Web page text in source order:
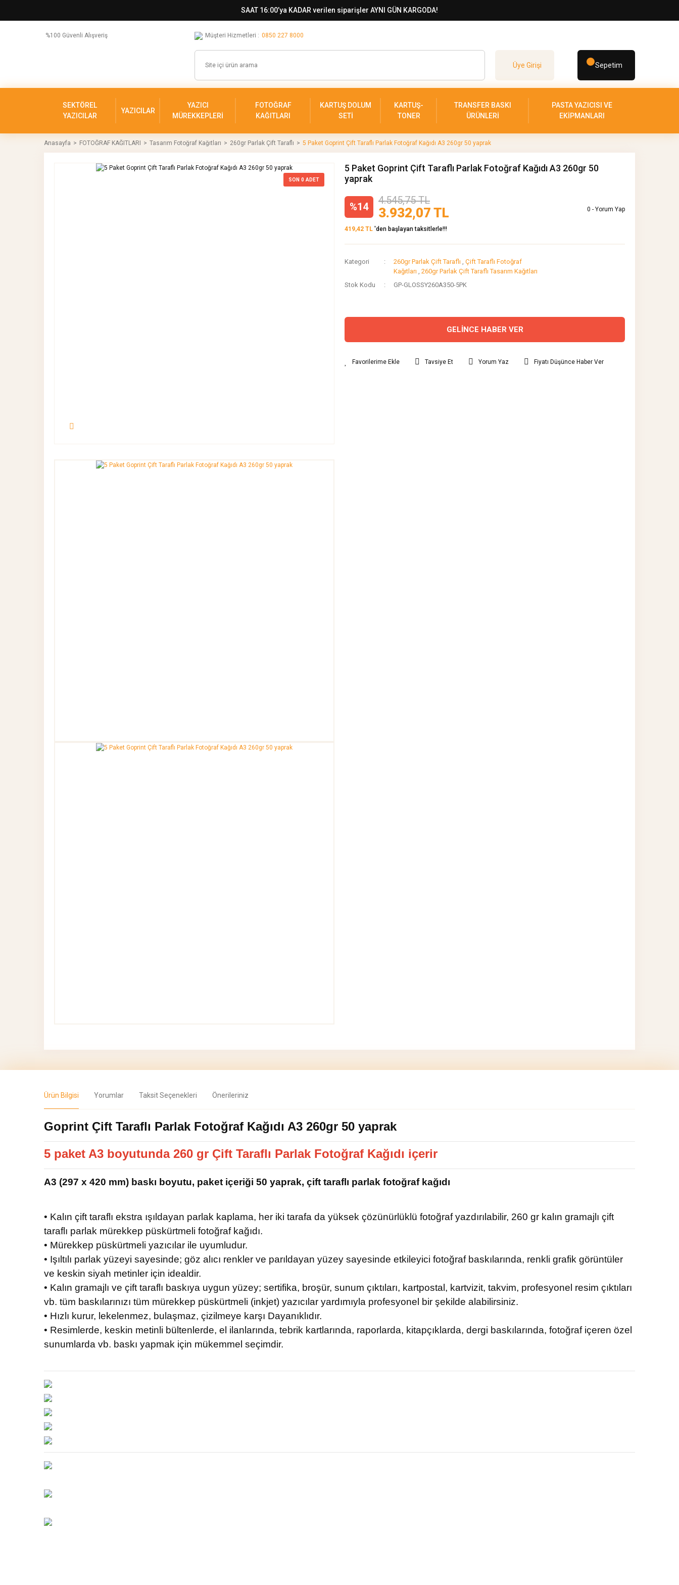
SAAT 16:00’ya KADAR verilen siparişler AYNI GÜN KARGODA!
%100 Güvenli Alışveriş Müşteri Hizmetleri : 0850 227 8000
Üye Girişi Sepetim
SEKTÖREL
YAZICILAR
YAZICILAR
YAZICI
MÜREKKEPLERİ
FOTOĞRAF
KAĞITLARI
KARTUŞ DOLUM
SETİ
KARTUŞ-
TONER
TRANSFER BASKI
ÜRÜNLERİ
PASTA YAZICISI VE
EKİPMANLARI
Anasayfa FOTOĞRAF KAĞITLARI Tasarım Fotoğraf Kağıtları 260gr Parlak Çift Taraflı 5 Paket Goprint Çift Taraflı Parlak Fotoğraf Kağıdı A3 260gr 50 yaprak
SON 0 ADET
5 Paket Goprint Çift Taraflı Parlak Fotoğraf Kağıdı A3 260gr 50
yaprak
%14 3.932,07 TL
4.545,75 TL
0 - Yorum Yap
419,42 TL 'den başlayan taksitlerle!!!
Kategori 260gr Parlak Çift Taraflı , Çift Taraflı Fotoğraf
Kağıtları , 260gr Parlak Çift Taraflı Tasarım Kağıtları
Stok Kodu
GP-GLOSSY260A350-5PK
GELİNCE HABER VER
Tavsiye Et Yorum Yaz Fiyatı Düşünce Haber Ver
Ürün Bilgisi Yorumlar Taksit Seçenekleri Önerileriniz
Goprint Çift Taraflı Parlak Fotoğraf Kağıdı A3 260gr 50 yaprak
5 paket A3 boyutunda 260 gr Çift Taraflı Parlak Fotoğraf Kağıdı içerir
A3 (297 x 420 mm) baskı boyutu, paket içeriği 50 yaprak, çift taraflı parlak fotoğraf kağıdı
• Kalın çift taraflı ekstra ışıldayan parlak kaplama, her iki tarafa da yüksek çözünürlüklü fotoğraf yazdırılabilir, 260 gr kalın gramajlı çift
taraflı parlak mürekkep püskürtmeli fotoğraf kağıdı.
• Mürekkep püskürtmeli yazıcılar ile uyumludur.
• Işıltılı parlak yüzeyi sayesinde; göz alıcı renkler ve parıldayan yüzey sayesinde etkileyici fotoğraf baskılarında, renkli grafik görüntüler
ve keskin siyah metinler için idealdir.
• Kalın gramajlı ve çift taraflı baskıya uygun yüzey; sertifika, broşür, sunum çıktıları, kartpostal, kartvizit, takvim, profesyonel resim çıktıları
vb. tüm baskılarınızı tüm mürekkep püskürtmeli (inkjet) yazıcılar yardımıyla profesyonel bir şekilde alabilirsiniz.
• Hızlı kurur, lekelenmez, bulaşmaz, çizilmeye karşı Dayanıklıdır.
• Resimlerde, keskin metinli bültenlerde, el ilanlarında, tebrik kartlarında, raporlarda, kitapçıklarda, dergi baskılarında, fotoğraf içeren özel
sunumlarda vb. baskı yapmak için mükemmel seçimdir.